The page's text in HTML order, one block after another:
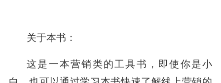
关于本书：
这是一本营销类的工具书，即使你是小